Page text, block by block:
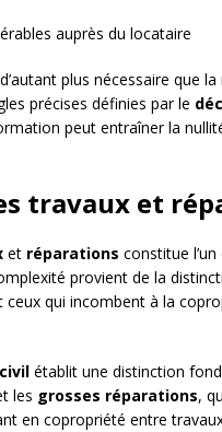
auprès du locataire
plus nécessaire que
précises définies par le
peut entraîner la
travaux et
et réparations constitue
provient de la
ceux qui incombent à la
établit une distinction
les grosses réparations,
en copropriété entre